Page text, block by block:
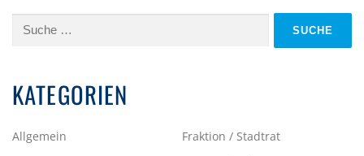
Suche
KATEGORIEN
Allgemein
Fraktion / Stadtrat